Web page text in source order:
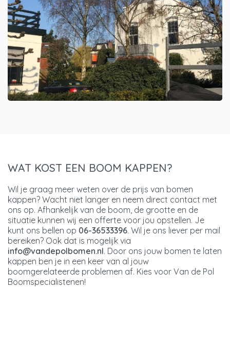
WAT KOST EEN BOOM KAPPEN?
Wil je graag meer weten over de prijs van bomen
kappen? Wacht niet langer en neem direct contact met
ons op. Afhankelijk van de boom, de grootte en de
situatie kunnen wij een offerte voor jou opstellen. Je
kunt ons bellen op 06-36533396. Wil je ons liever per mail
bereiken? Ook dat is mogelijk via
info@vandepolbomen.nl. Door ons jouw bomen te laten
kappen ben je in een keer van al jouw
boomgerelateerde problemen af. Kies voor Van de Pol
Boomspecialistenen!